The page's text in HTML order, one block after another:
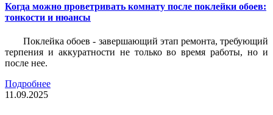
Когда можно проветривать комнату после поклейки обоев:
тонкости и нюансы
Поклейка обоев - завершающий этап ремонта, требующий
терпения и аккуратности не только во время работы, но и
после нее.
Подробнее
11.09.2025